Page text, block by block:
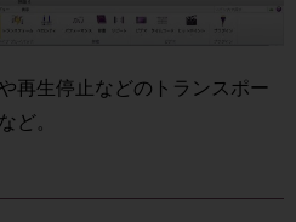
再生停止などのトランスポー
ど。